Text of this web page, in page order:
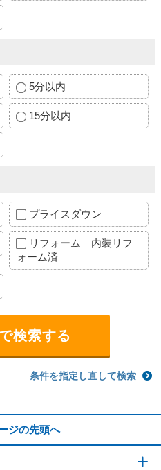
5分以内
15分以内
プライスダウン
リフォーム 内装リフ
ォーム済
条件を指定し直して検索
ジの先頭へ